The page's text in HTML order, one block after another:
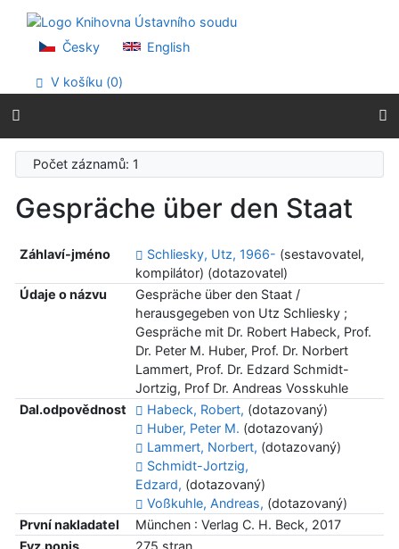
Přejít na menu
Prohlášení o webové přístupnosti
Česky English
V košíku (0)
Počet záznamů: 1
Gespräche über den Staat
Záhlaví-jméno Schliesky, Utz, 1966- (sestavovatel,
kompilátor) (dotazovatel)
Údaje o názvu
Gespräche über den Staat /
herausgegeben von Utz Schliesky ;
Gespräche mit Dr. Robert Habeck, Prof.
Dr. Peter M. Huber, Prof. Dr. Norbert
Lammert, Prof. Dr. Edzard Schmidt-
Jortzig, Prof Dr. Andreas Vosskuhle
Dal.odpovědnost
Habeck, Robert, (dotazovaný)
Huber, Peter M. (dotazovaný)
Lammert, Norbert, (dotazovaný)
Schmidt-Jortzig,
Edzard, (dotazovaný)
Voßkuhle, Andreas, (dotazovaný)
První nakladatel
München : Verlag C. H. Beck, 2017
Fyz.popis
275 stran